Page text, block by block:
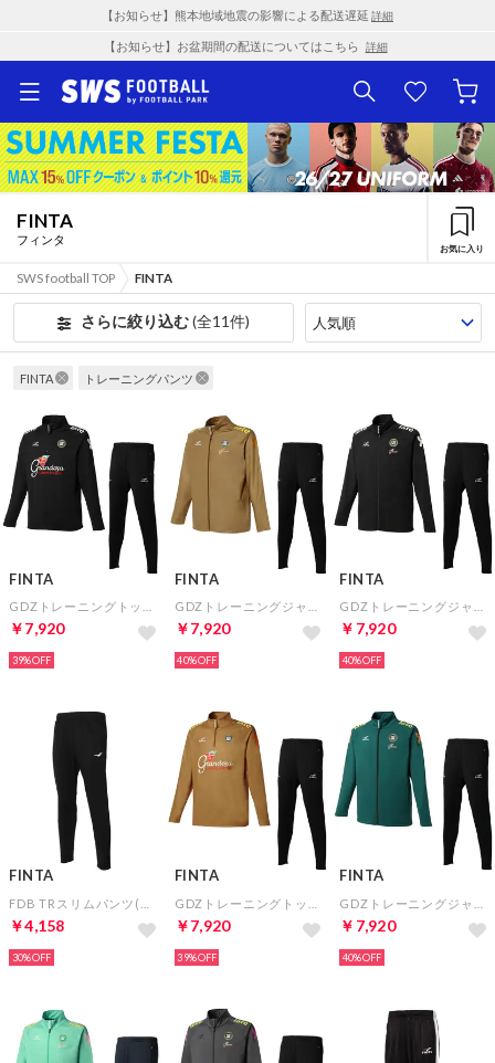
【お知らせ】熊本地域地震の影響による配送遅延 詳細
【お知らせ】お盆期間の配送についてはこちら 詳細
FINTA
フィンタ
お気に入り
SWS football TOP FINTA
さらに絞り込む(全11件)
FINTA トレーニングパンツ
FINTA
￥7,920
39%
FINTA
￥7,920
40%
FINTA
￥7,920
40%
FINTA
￥4,158
30%
FINTA
￥7,920
39%
FINTA
￥7,920
40%